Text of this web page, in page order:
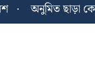
অনুমিত ছাড়া কোনও